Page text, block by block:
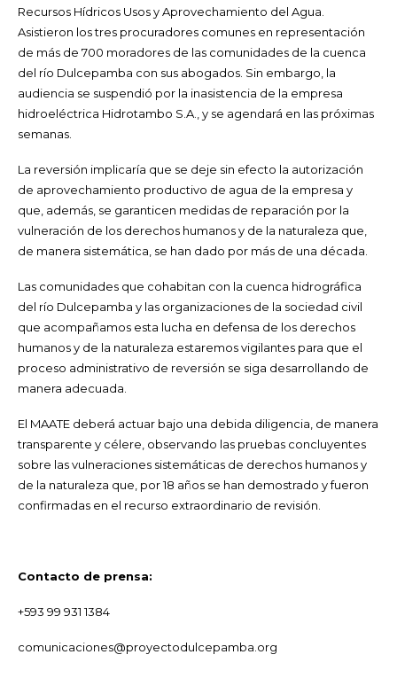
Recursos Hídricos Usos y Aprovechamiento del Agua.
Asistieron los tres procuradores comunes en representación
de más de 700 moradores de las comunidades de la cuenca
del río Dulcepamba con sus abogados. Sin embargo, la
audiencia se suspendió por la inasistencia de la empresa
hidroeléctrica Hidrotambo S.A., y se agendará en las próximas
semanas.
La reversión implicaría que se deje sin efecto la autorización
de aprovechamiento productivo de agua de la empresa y
que, además, se garanticen medidas de reparación por la
vulneración de los derechos humanos y de la naturaleza que,
de manera sistemática, se han dado por más de una década.
Las comunidades que cohabitan con la cuenca hidrográfica
del río Dulcepamba y las organizaciones de la sociedad civil
que acompañamos esta lucha en defensa de los derechos
humanos y de la naturaleza estaremos vigilantes para que el
proceso administrativo de reversión se siga desarrollando de
manera adecuada.
El MAATE deberá actuar bajo una debida diligencia, de manera
transparente y célere, observando las pruebas concluyentes
sobre las vulneraciones sistemáticas de derechos humanos y
de la naturaleza que, por 18 años se han demostrado y fueron
confirmadas en el recurso extraordinario de revisión.
Contacto de prensa:
+593 99 931 1384
comunicaciones@proyectodulcepamba.org